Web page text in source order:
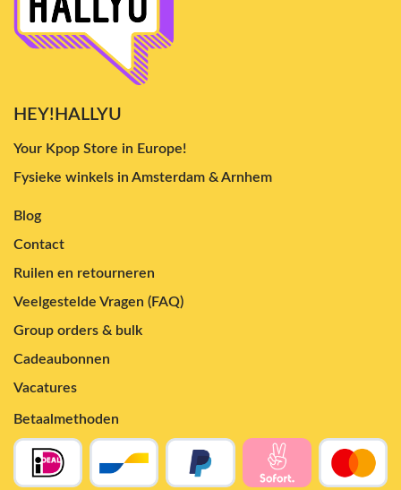
HEY!HALLYU
Your Kpop Store in Europe!
Fysieke winkels in Amsterdam & Arnhem
Blog
Contact
Ruilen en retourneren
Veelgestelde Vragen (FAQ)
Group orders & bulk
Cadeaubonnen
Vacatures
Betaalmethoden